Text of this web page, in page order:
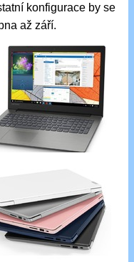
konfigurace by se
až září.